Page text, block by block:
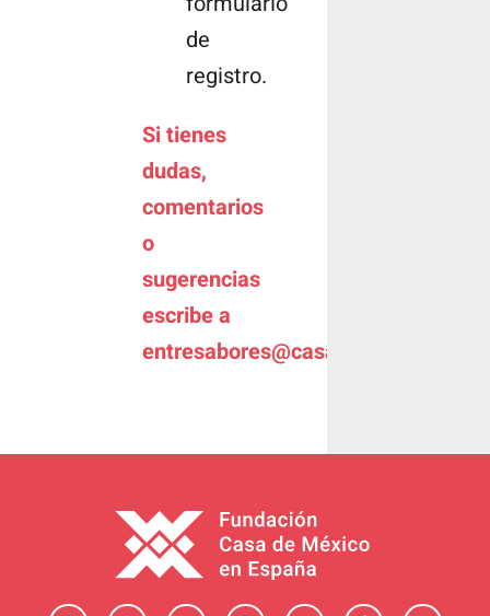
de
registro.
Si tienes
dudas,
comentarios
o
sugerencias
escribe a
entresabores@casademexico.es